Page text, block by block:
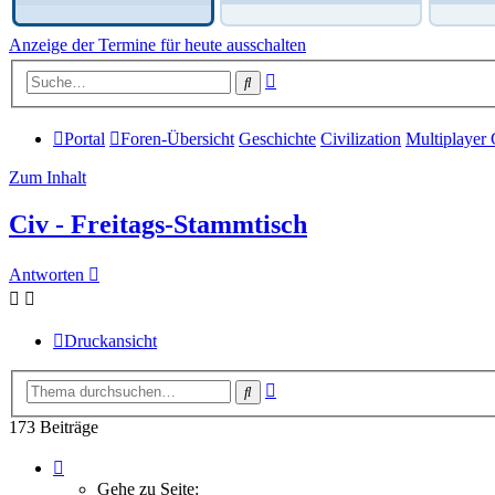
Anzeige der Termine für heute ausschalten
Suche
Portal Foren-Übersicht Geschichte Civilization Multiplayer
Zum Inhalt
Civ - Freitags-Stammtisch
Antworten
Druckansicht
Suche
173 Beiträge
Gehe zu Seite: